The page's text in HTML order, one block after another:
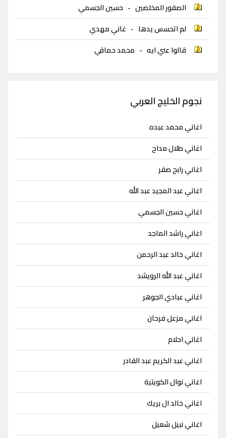
الصقور المخلصين - حسين الجسمي
لم اتحسس يدها - غاني مهدي
قالوا عني ايه - محمد حماقي
نجوم الخليج العربي
اغاني محمد عبده
اغاني طلال مداح
اغاني رابح صقر
اغاني عبد المجيد عبد الله
اغاني حسين الجسمي
اغاني راشد الماجد
اغاني خالد عبد الرحمن
اغاني عبد الله الرويشد
اغاني عبادي الجوهر
اغاني مزعل فرحان
اغاني احلام
اغاني عبد الكريم عبد القادر
اغاني نوال الكويتية
اغاني خالد ال بريك
اغاني نبيل شعيل